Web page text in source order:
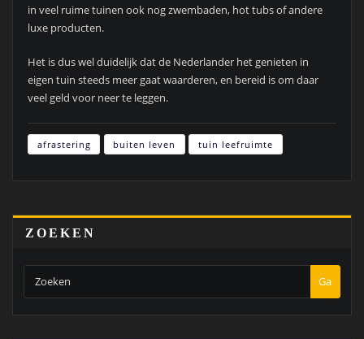
in veel ruime tuinen ook nog zwembaden, hot tubs of andere
luxe producten.
Het is dus wel duidelijk dat de Nederlander het genieten in
eigen tuin steeds meer gaat waarderen, en bereid is om daar
veel geld voor neer te leggen.
afrastering buiten leven tuin leefruimte
ZOEKEN
Ga